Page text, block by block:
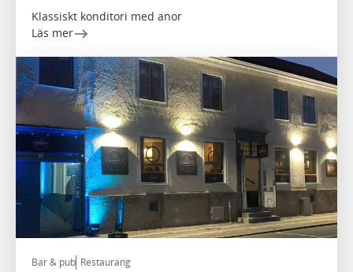
Klassiskt konditori med anor
Läs mer
Bar & pub Restaurang